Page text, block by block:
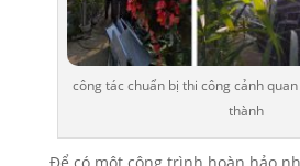
công tác chuẩn bị thi công cảnh
thành
Để có một công trình hoàn hảo